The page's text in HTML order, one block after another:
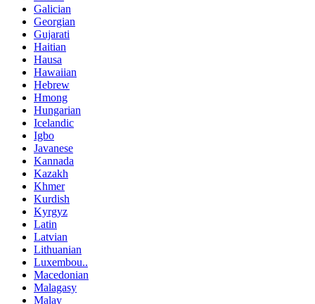
Galician
Georgian
Gujarati
Haitian
Hausa
Hawaiian
Hebrew
Hmong
Hungarian
Icelandic
Igbo
Javanese
Kannada
Kazakh
Khmer
Kurdish
Kyrgyz
Latin
Latvian
Lithuanian
Luxembou..
Macedonian
Malagasy
Malay